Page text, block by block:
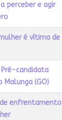
perceber e agir
é vítima de
candidata
Malunga (GO)
enfrentamento